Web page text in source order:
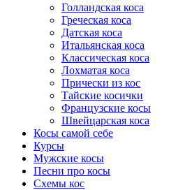
Голландская коса
Греческая коса
Датская коса
Итальянская коса
Классическая коса
Лохматая коса
Прически из кос
Тайские косички
Французские косы
Швейцарская коса
Косы самой себе
Курсы
Мужские косы
Песни про косы
Схемы кос